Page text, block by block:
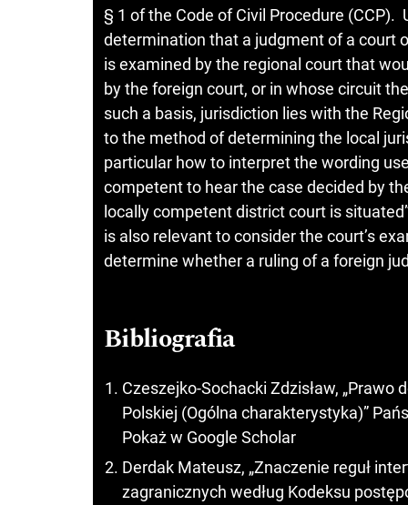
§ 1 of the Code of Civil Procedure
determination that a judgment of a court
is examined by the regional court that
by the foreign court, or in whose circuit
such a basis, jurisdiction lies with the
to the method of determining the local
particular how to interpret the wording
competent to hear the case decided by
locally competent district court is
is also relevant to consider the court’s
determine whether a ruling of a foreign
Bibliografia
Czeszejko-Sochacki Zdzisław,
Polskiej (Ogólna charakterystyka)”
Pokaż w Google Scholar
Derdak Mateusz, „Znaczenie reguł
zagranicznych według Kodeksu